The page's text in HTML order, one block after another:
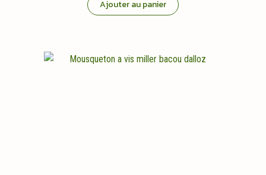
Ajouter au panier